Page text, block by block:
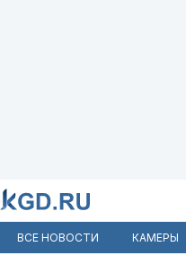
ВСЕ НОВОСТИ КАМЕРЫ